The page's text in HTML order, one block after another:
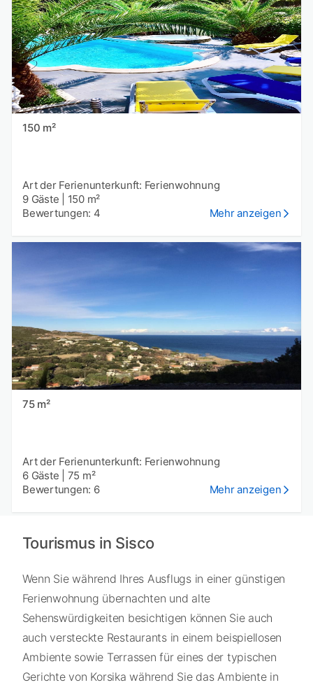
150 m²
Art der Ferienunterkunft: Ferienwohnung
9 Gäste
150 m²
Bewertungen: 4
Mehr anzeigen
75 m²
Art der Ferienunterkunft: Ferienwohnung
6 Gäste
75 m²
Bewertungen: 6
Mehr anzeigen
Tourismus in Sisco
Wenn Sie während Ihres Ausflugs in einer günstigen
Ferienwohnung übernachten und alte
Sehenswürdigkeiten besichtigen können Sie auch
auch versteckte Restaurants in einem beispiellosen
Ambiente sowie Terrassen für eines der typischen
Gerichte von Korsika während Sie das Ambiente in